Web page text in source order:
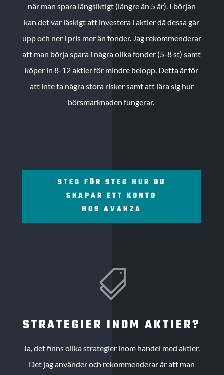
när man spara långsiktigt (längre än 5 år). I början
kan det var läskigt att investera i aktier då dessa går
upp och ner i pris mer än fonder. Jag rekommenderar
att man börja spara i några olika fonder (5-8 st) samt
köper in 8-12 aktier för mindre belopp. Detta är för
att inte ta några stora risker samt att lära sig hur
börsmarknaden fungerar.
STEG FÖR STEG HUR DU
SKAPAR ETT KONTO
HOS AVANZA

STRATEGIER INOM AKTIER?
Ja, det finns olika strategier inom handel med aktier.
Det jag använder och rekommenderar är att man